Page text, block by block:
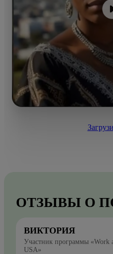
ОТЗЫВЫ О
ВИКТОРИЯ
Участник программы «Work
USA»